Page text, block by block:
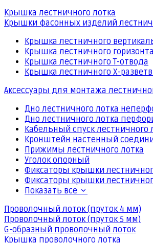
Крышка лестничного лотка
Крышки фасонных изделий
Крышка лестничного
Крышка лестничного
Крышка лестничного Т-отвода
Крышка лестничного Х-
Аксессуары для монтажа
Дно лестничного лотка
Дно лестничного лотка
Кабельный спуск лестничного
Кронштейн настенный
Прижимы лестничного лотка
Уголок опорный
Фиксаторы крышки
Фиксаторы крышки
Показать все
Проволочный лоток (пруток 4 мм)
Проволочный лоток (пруток 5 мм)
G-образный проволочный лоток
Крышка проволочного лотка